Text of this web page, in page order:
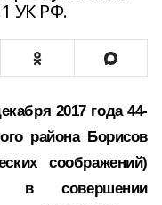
УК РФ.
2017 года 44-
района Борисов
соображений)
в совершении